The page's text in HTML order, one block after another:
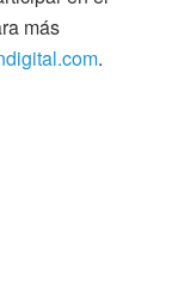
más
.